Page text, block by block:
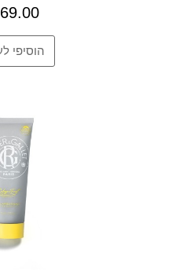
69.00 ₪